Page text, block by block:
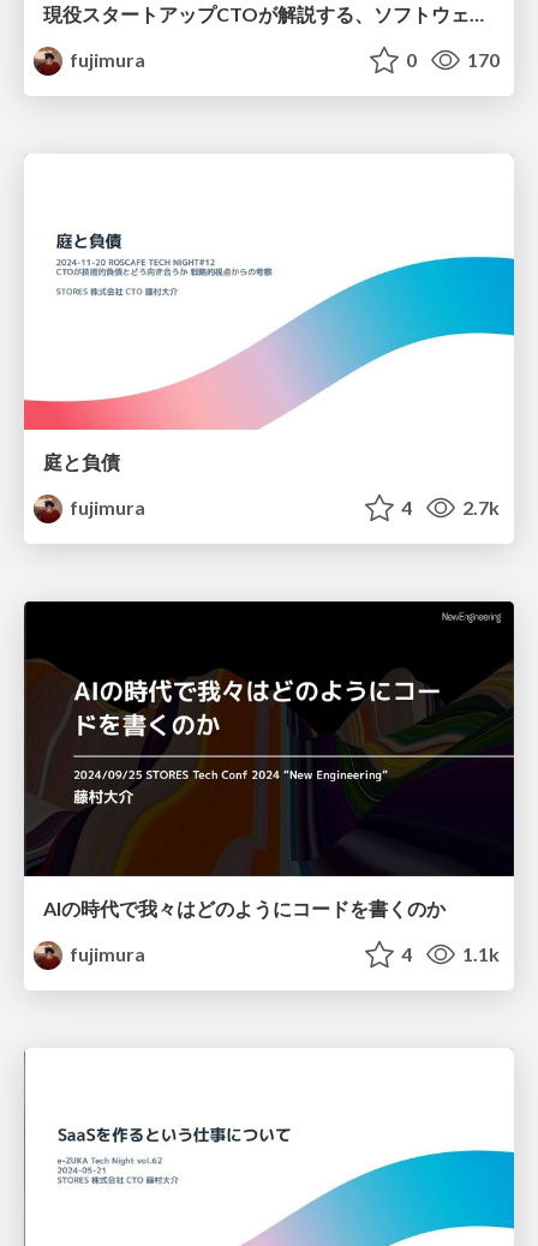
現役スタートアップCTOが解説する、ソフトウェア開発という仕事の理論・実践・キャリア
fujimura
0 170
庭と負債
fujimura
4 2.7k
AIの時代で我々はどのようにコードを書くのか
fujimura
4 1.1k